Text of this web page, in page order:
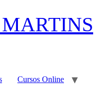
Cursos Online